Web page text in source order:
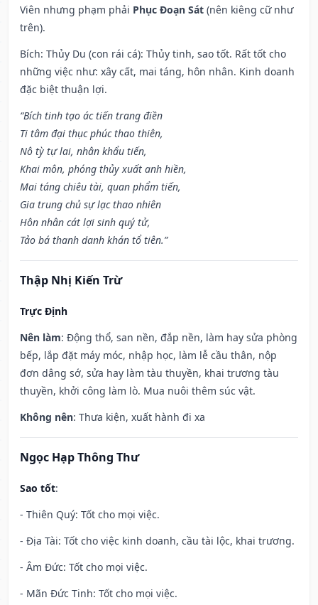
Viên nhưng phạm phải Phục Đoạn Sát (nên kiêng cữ như
trên).
Bích: Thủy Du (con rái cá): Thủy tinh, sao tốt. Rất tốt cho
những việc như: xây cất, mai táng, hôn nhân. Kinh doanh
đặc biệt thuận lợi.
“Bích tinh tạo ác tiến trang điền
Ti tâm đại thục phúc thao thiên,
Nô tỳ tự lai, nhân khẩu tiến,
Khai môn, phóng thủy xuất anh hiền,
Mai táng chiêu tài, quan phẩm tiến,
Gia trung chủ sự lạc thao nhiên
Hôn nhân cát lợi sinh quý tử,
Tảo bá thanh danh khán tổ tiên.”
Thập Nhị Kiến Trừ
Trực Định
Nên làm: Động thổ, san nền, đắp nền, làm hay sửa phòng
bếp, lắp đặt máy móc, nhập học, làm lễ cầu thân, nộp
đơn dâng sớ, sửa hay làm tàu thuyền, khai trương tàu
thuyền, khởi công làm lò. Mua nuôi thêm súc vật.
Không nên: Thưa kiện, xuất hành đi xa
Ngọc Hạp Thông Thư
Sao tốt:
- Thiên Quý: Tốt cho mọi việc.
- Địa Tài: Tốt cho việc kinh doanh, cầu tài lộc, khai trương.
- Âm Đức: Tốt cho mọi việc.
- Mãn Đức Tinh: Tốt cho mọi việc.